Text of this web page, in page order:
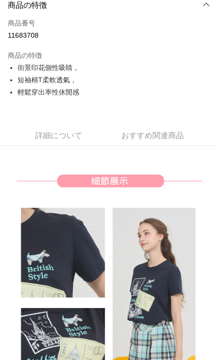
LINE Pay
Apple Pay
Easy Wallet
AFTEE代金後払い
説明
3.注文するときのお支払いは不要です。商品はご指定の住所に配送されま
はアプリの通知に従って、4大コンビニ、またはATM/オンラインバンキン
グでお支払いください。
リをダウンロードして AFTEE 会員になるとお支払い期限を最長 45 日以内
まで延長できます。
お支払期限は、ショップが請求した期日と、AFTEEで延長できる日数をも
とに計算されます。AFTEEで注文すると、商品を受け取るまで支払い期限
を延長できますが、商品を期限内に受け取れない場合があります（例：予
約商品や商品到着日が比較的遅い商品）。そのため、商品到着の有無に関
わらず、AFTEEで指定された期限内にお支払いください。
二、支払い限度額
1.初回 AFTEEを ご利用の際に、認証結果及び当社の審査の結果に基づ
き、限度額が設定されます。
2.決済金額は最低NT$20です。
3.現在、台湾の会員のみご利用いただけます。
三、利用規約「AFTEE代金後払い」（以下当サービスという）はネットプ
ロテクションズ（以下 AFTEE という）が提供し、AFTEEが代金を徴収し
萊爾富取貨付款
送料無料
送料無料
7-11取貨付款
送料無料
送料無料
宅配
送料無料
商品の特徴
商品番号
11683708
商品の特徴
街景印花個性吸睛，
短袖棉T柔軟透氣，
輕鬆穿出率性休閒感
詳細について おすすめ関連商品